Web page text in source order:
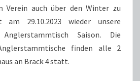
Verein auch über den Winter zu
29.10.2023 wieder unsere
Saison. Die
finden alle 2
an Brack 4 statt.